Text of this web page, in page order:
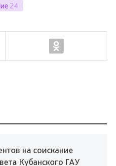
24
на соискание
Кубанского ГАУ